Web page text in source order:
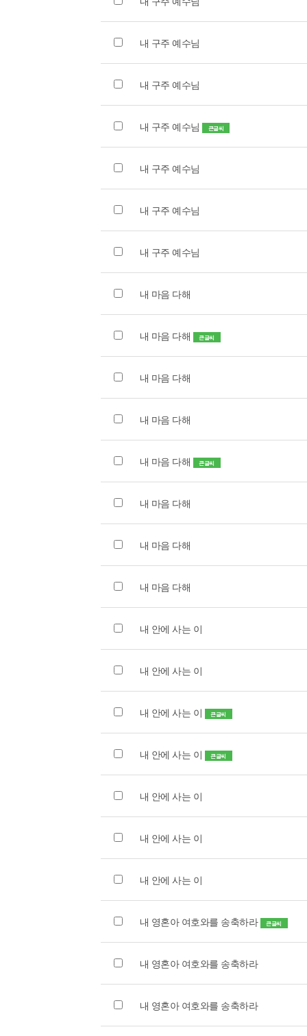
내 구주 예수님
내 구주 예수님
내 구주 예수님 큰글씨
내 구주 예수님
내 구주 예수님
내 구주 예수님
내 마음 다해
내 마음 다해 큰글씨
내 마음 다해
내 마음 다해
내 마음 다해 큰글씨
내 마음 다해
내 마음 다해
내 마음 다해
내 안에 사는 이
내 안에 사는 이
내 안에 사는 이 큰글씨
내 안에 사는 이 큰글씨
내 안에 사는 이
내 안에 사는 이
내 안에 사는 이
내 영혼아 여호와를 송축하라 큰글씨
내 영혼아 여호와를 송축하라
내 영혼아 여호와를 송축하라